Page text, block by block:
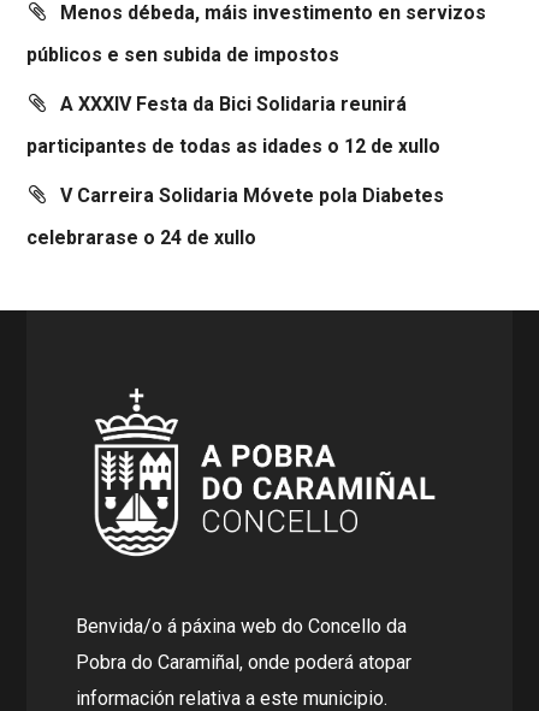
Menos débeda, máis investimento en servizos
públicos e sen subida de impostos
A XXXIV Festa da Bici Solidaria reunirá
participantes de todas as idades o 12 de xullo
V Carreira Solidaria Móvete pola Diabetes
celebrarase o 24 de xullo
Benvida/o á páxina web do Concello da
Pobra do Caramiñal, onde poderá atopar
información relativa a este municipio.